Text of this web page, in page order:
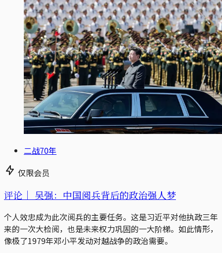
二战70年
仅限会员
评论｜ 吴强：中国阅兵背后的政治强人梦
个人效忠成为此次阅兵的主要任务。这是习近平对他执政三年
来的一次大检阅，也是未来权力巩固的一大阶梯。如此情形，
像极了1979年邓小平发动对越战争的政治需要。